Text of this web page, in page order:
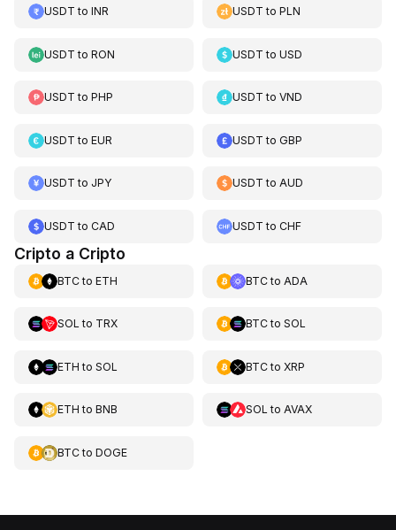
USDT to INR USDT toPLN
USDT to RON USDT toUSD
USDT to PHP USDT toVND
USDT to EUR USDT toGBP
USDT to JPY USDT toAUD
USDT to CAD USDT toCHF
Cripto a Cripto
BTCto ETH BTCto ADA
SOL to TRX BTCto SOL
ETH to SOL BTCto XRP
ETH to BNB SOL to AVAX
BTCto DOGE